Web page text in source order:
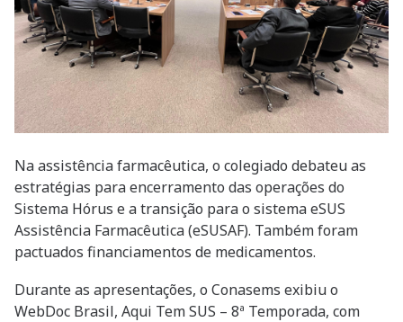
Na assistência farmacêutica, o colegiado debateu as
estratégias para encerramento das operações do
Sistema Hórus e a transição para o sistema eSUS
Assistência Farmacêutica (eSUSAF). Também foram
pactuados financiamentos de medicamentos.
Durante as apresentações, o Conasems exibiu o
WebDoc Brasil, Aqui Tem SUS – 8ª Temporada, com